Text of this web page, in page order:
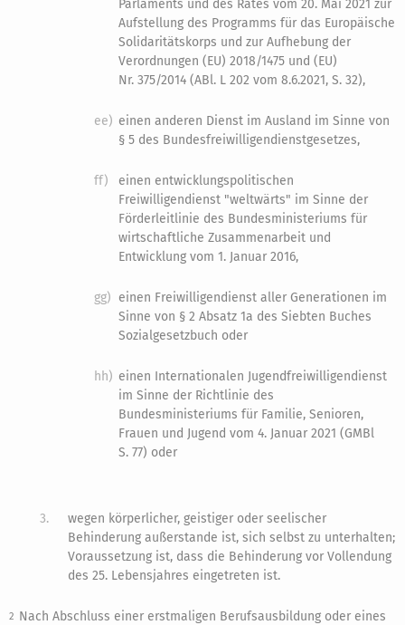
Parlaments und des Rates vom 20. Mai 2021 zur
Aufstellung des Programms für das Europäische
Solidaritätskorps und zur Aufhebung der
Verordnungen (EU) 2018/1475 und (EU)
Nr. 375/2014 (ABl. L 202 vom 8.6.2021, S. 32),
ee) einen anderen Dienst im Ausland im Sinne von
§ 5 des Bundesfreiwilligendienstgesetzes,
ff)
einen entwicklungspolitischen
Freiwilligendienst "weltwärts" im Sinne der
Förderleitlinie des Bundesministeriums für
wirtschaftliche Zusammenarbeit und
Entwicklung vom 1. Januar 2016,
gg) einen Freiwilligendienst aller Generationen im
Sinne von § 2 Absatz 1a des Siebten Buches
Sozialgesetzbuch oder
hh) einen Internationalen Jugendfreiwilligendienst
im Sinne der Richtlinie des
Bundesministeriums für Familie, Senioren,
Frauen und Jugend vom 4. Januar 2021 (GMBl
S. 77) oder
3.
wegen körperlicher, geistiger oder seelischer
Behinderung außerstande ist, sich selbst zu unterhalten;
Voraussetzung ist, dass die Behinderung vor Vollendung
des 25. Lebensjahres eingetreten ist.
2 Nach Abschluss einer erstmaligen Berufsausbildung oder eines